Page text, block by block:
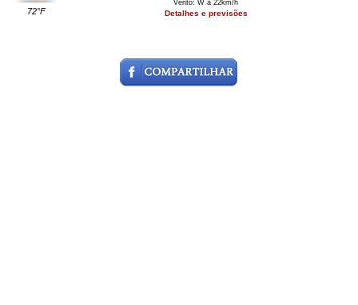
72°F
Vento: W a 22km/h
Detalhes e previsões